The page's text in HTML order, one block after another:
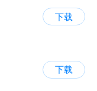
下载
下载